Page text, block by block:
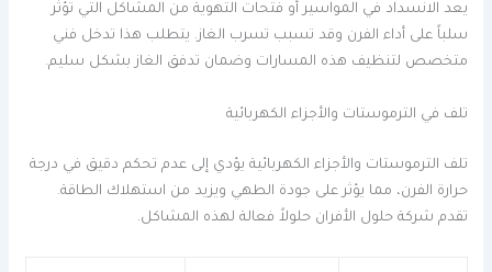
يعد الانسداد في المواسير أو فتحات التهوية من المشاكل التي تؤثر
سلباً على أداء الفرن وقد تسبب تسرب الغاز. يتطلب هذا تدخل فني
متخصص لتنظيف هذه المسارات وضمان تدفق الغاز بشكل سليم.
تلف في الترموستات والأجزاء الكهربائية
تلف الترموستات والأجزاء الكهربائية يؤدي إلى عدم تحكم دقيق في درجة
حرارة الفرن، مما يؤثر على جودة الطهي ويزيد من استهلاك الطاقة.
تقدم شركة حلول الأفران حلولاً فعالة لهذه المشاكل.